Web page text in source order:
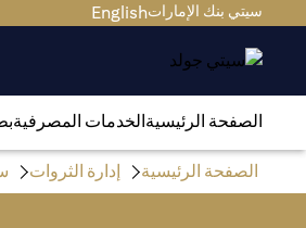
سيتي بنك الإماراتEnglish
الصفحة الرئيسيةالخدمات المصرفية
الصفحة الرئيسية إدارة الثروات